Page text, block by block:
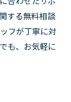
する無料相談
フが丁寧に対
も、お気軽に